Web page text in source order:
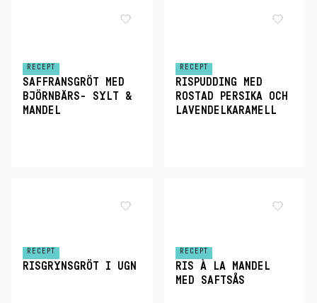
RECEPT
SAFFRANSGRÖT MED
BJÖRNBÄRS- SYLT &
MANDEL
RECEPT
RISPUDDING MED
ROSTAD PERSIKA OCH
LAVENDELKARAMELL
RECEPT
RISGRYNSGRÖT I UGN
RECEPT
RIS À LA MANDEL
MED SAFTSÅS